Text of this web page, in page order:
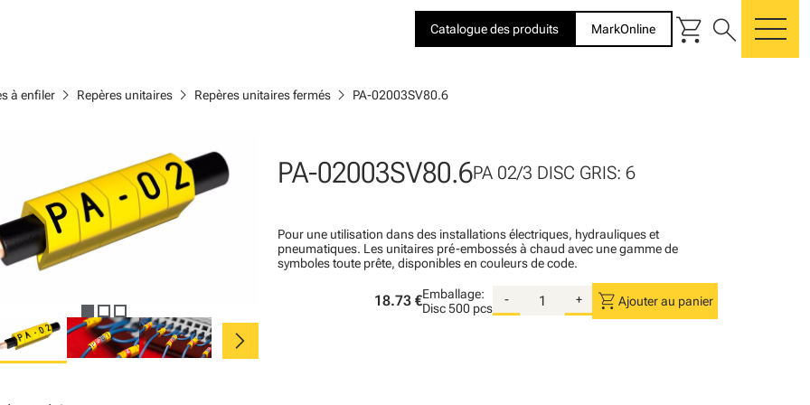
Catalogue des produits MarkOnline shopping_cart search
à enfiler chevron_right Repères unitaires chevron_right Repères unitaires fermés chevron_right PA-02003SV80.6
chevron_right
PA-02003SV80.6PA 02/3 DISC GRIS: 6
Pour une utilisation dans des installations électriques, hydrauliques et
pneumatiques. Les unitaires pré-embossés à chaud avec une gamme de
symboles toute prête, disponibles en couleurs de code.
18.73 €Emballage:
Disc500 pcs
- + shopping_cart Ajouter au panier